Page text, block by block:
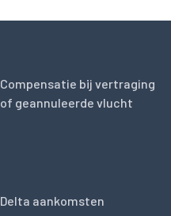
Compensatie bij vertraging
of geannuleerde vlucht
Delta aankomsten